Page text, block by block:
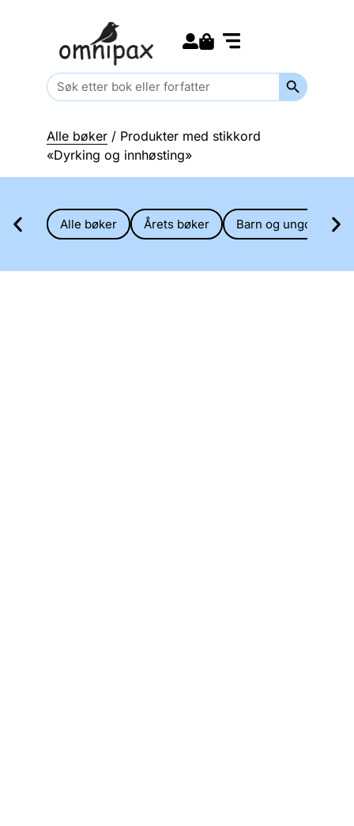
Search
for:
Search
Alle bøker / Produkter med stikkord
«Dyrking og innhøsting»
Alle bøker Årets bøker Barn og ungdom